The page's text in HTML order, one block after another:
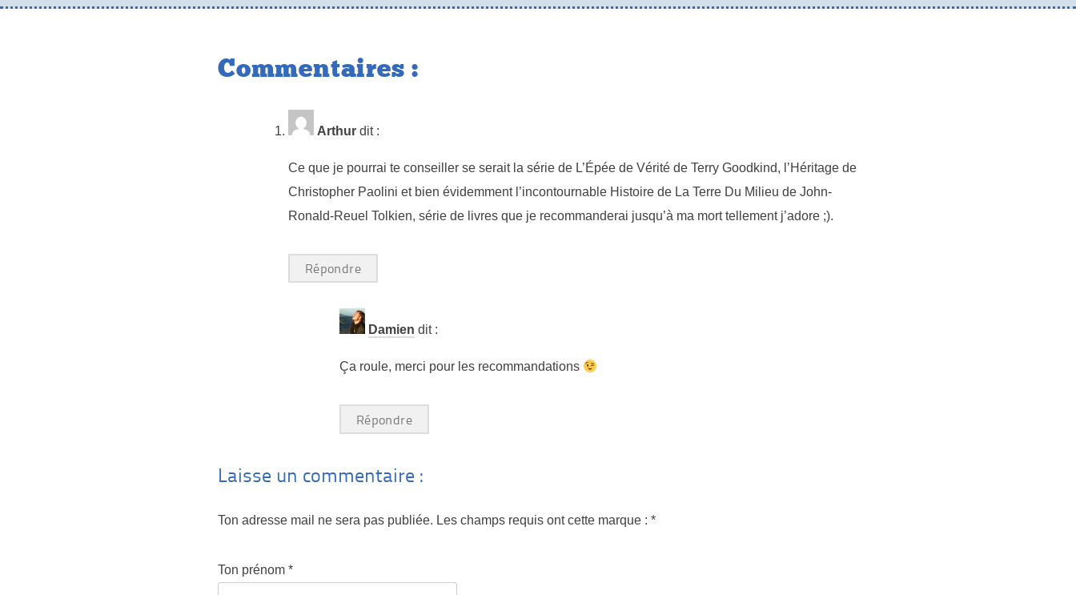
Commentaires :
Arthur dit :
Ce que je pourrai te conseiller se serait la série de L’Épée de Vérité de Terry Goodkind, l’Héritage de
Christopher Paolini et bien évidemment l’incontournable Histoire de La Terre Du Milieu de John-
Ronald-Reuel Tolkien, série de livres que je recommanderai jusqu’à ma mort tellement j’adore ;).
Répondre
Damien dit :
Ça roule, merci pour les recommandations
Répondre
Laisse un commentaire :
Ton adresse mail ne sera pas publiée. Les champs requis ont cette marque : *
Ton prénom *